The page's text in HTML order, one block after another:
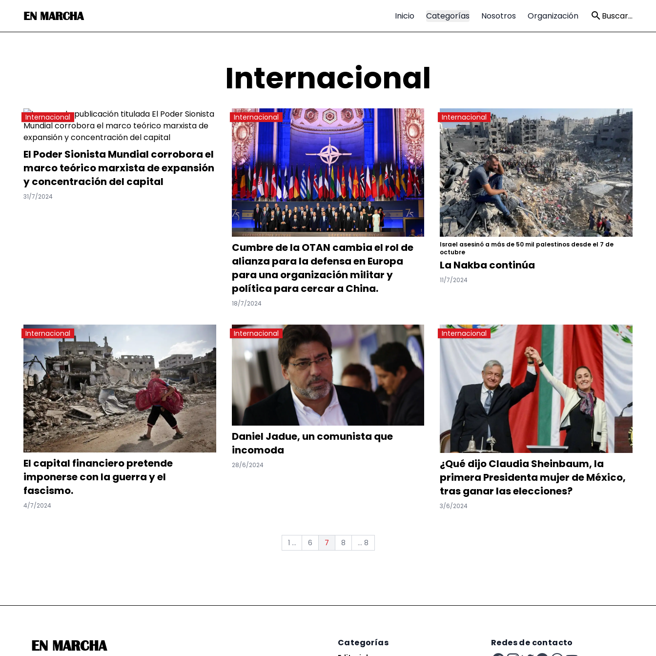
EN MARCHA Inicio Categorías Nosotros Organización Buscar...
Internacional
Internacional
El Poder Sionista Mundial corrobora el
marco teórico marxista de expansión
y concentración del capital
31/7/2024
Internacional
Cumbre de la OTAN cambia el rol de
alianza para la defensa en Europa
para una organización militar y
política para cercar a China.
18/7/2024
Internacional
Israel asesinó a más de 50 mil palestinos desde el 7 de
octubre
La Nakba continúa
11/7/2024
Internacional
El capital financiero pretende
imponerse con la guerra y el
fascismo.
4/7/2024
Internacional
Daniel Jadue, un comunista que
incomoda
28/6/2024
Internacional
¿Qué dijo Claudia Sheinbaum, la
primera Presidenta mujer de México,
tras ganar las elecciones?
3/6/2024
1 ... 6 7 8 ... 8
EN MARCHA Categorías Redes de contacto